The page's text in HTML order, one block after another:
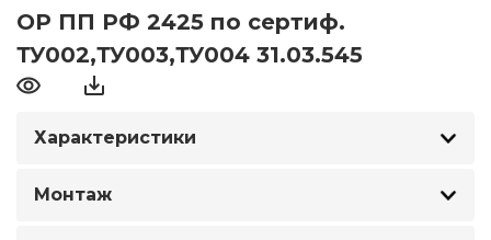
ОР ПП РФ 2425 по сертиф.
ТУ002,ТУ003,ТУ004 31.03.545
Характеристики
Монтаж